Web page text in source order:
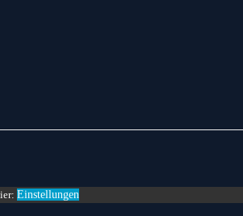
Einstellungen